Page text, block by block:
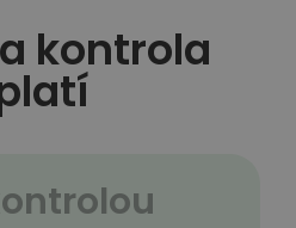
kontrola